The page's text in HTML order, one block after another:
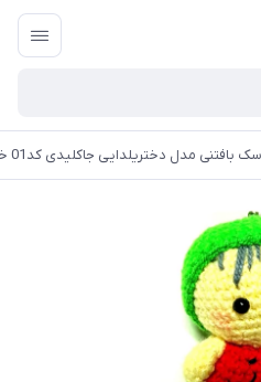
بافتنی مدل دختریلدایی جاکلیدی کد01 خانمان مدل 373647